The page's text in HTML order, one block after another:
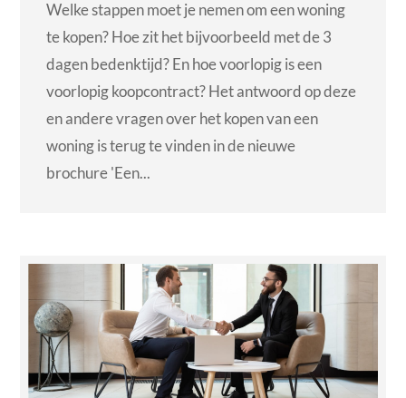
Welke stappen moet je nemen om een woning
te kopen? Hoe zit het bijvoorbeeld met de 3
dagen bedenktijd? En hoe voorlopig is een
voorlopig koopcontract? Het antwoord op deze
en andere vragen over het kopen van een
woning is terug te vinden in de nieuwe
brochure 'Een...